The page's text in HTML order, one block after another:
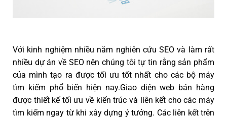
Với kinh nghiệm nhiều năm nghiên cứu SEO và làm rất
nhiều dự án về SEO nên chúng tôi tự tin rằng sản phẩm
của mình tạo ra được tối ưu tốt nhất cho các bộ máy
tìm kiếm phổ biến hiện nay.Giao diện web bán hàng
được thiết kế tối ưu về kiến trúc và liên kết cho các máy
tìm kiếm ngay từ khi xây dựng ý tưởng. Các liên kết trên